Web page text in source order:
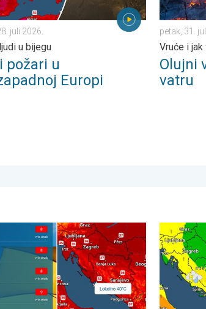
juli 2026.
u bijegu
požari u
Europi
petak, 31.
Vruće i jak
Olujni
vatru
. . petak, 7. august 2026.
val, lokalno 40°C. Još toplije?. Visok UVVrhunac